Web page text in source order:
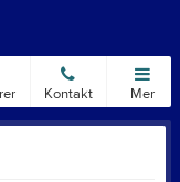
Kontakt Mer